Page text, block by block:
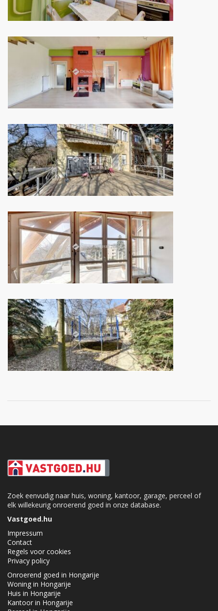
Zoek eenvudig naar huis, woning, kantoor, garage, perceel of
elk willekeurig onroerend goed in onze database.
Vastgoed.hu
Impressum
Contact
Regels voor cookies
Privacy policy
Onroerend goed in Hongarije
Woning in Hongarije
Huis in Hongarije
Kantoor in Hongarije